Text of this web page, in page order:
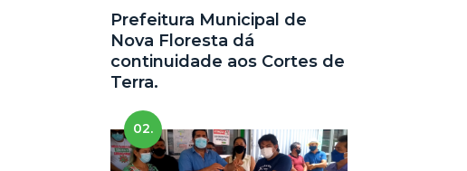
Prefeitura Municipal de
Nova Floresta dá
continuidade aos Cortes de
Terra.
02.